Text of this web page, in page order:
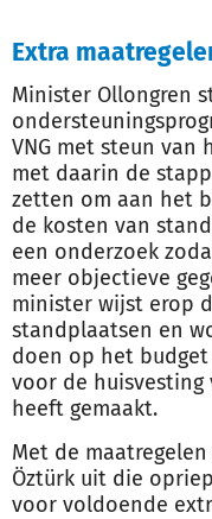
Extra
Minister Ollongren
VNG met steun van
met daarin de
zetten om aan het
de kosten van
een onderzoek
meer objectieve
minister wijst erop
standplaatsen en
doen op het
voor de huisvesting
heeft gemaakt.
Met de
Öztürk uit die
voor voldoende